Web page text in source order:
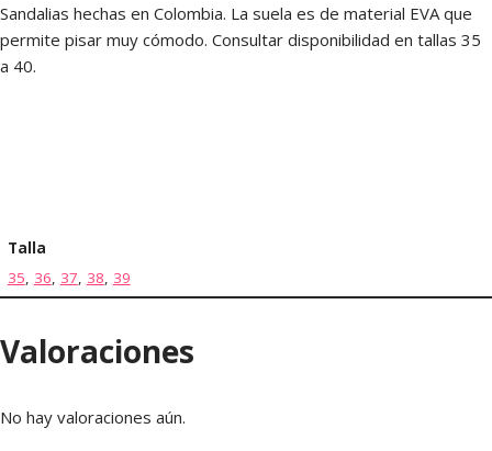
Sandalias hechas en Colombia. La suela es de material EVA que
permite pisar muy cómodo. Consultar disponibilidad en tallas 35
a 40.
Talla
35, 36, 37, 38, 39
Valoraciones
No hay valoraciones aún.